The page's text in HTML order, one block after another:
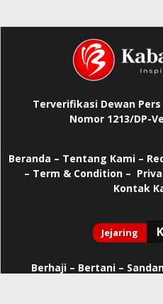
Terverifikasi Dewan
Nomor 1213/DP-
Beranda – Tentang Kami –
– Term & Condition –
Kontak
Berhaji– Bertani –